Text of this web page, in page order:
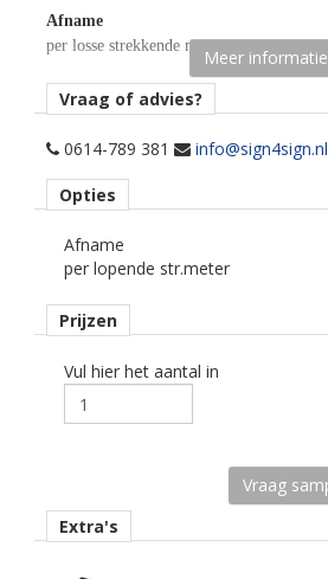
Afname
per losse strekkende meter.
Materiaaltype
permanent, transparant, solvent.
vlak, licht gebogen.
Dikte
Rugpapier
PE gecoat papier
Meer informatie
Vraag of advies?
0614-789 381 info@sign4sign.nl
Opties
Afname
per lopende str.meter
Prijzen
Vul hier het aantal in
Extra's